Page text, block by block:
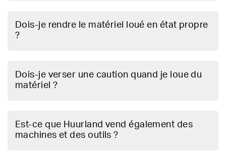
Dois-je rendre le matériel loué en état propre
?
Dois-je verser une caution quand je loue du
matériel ?
Est-ce que Huurland vend également des
machines et des outils ?